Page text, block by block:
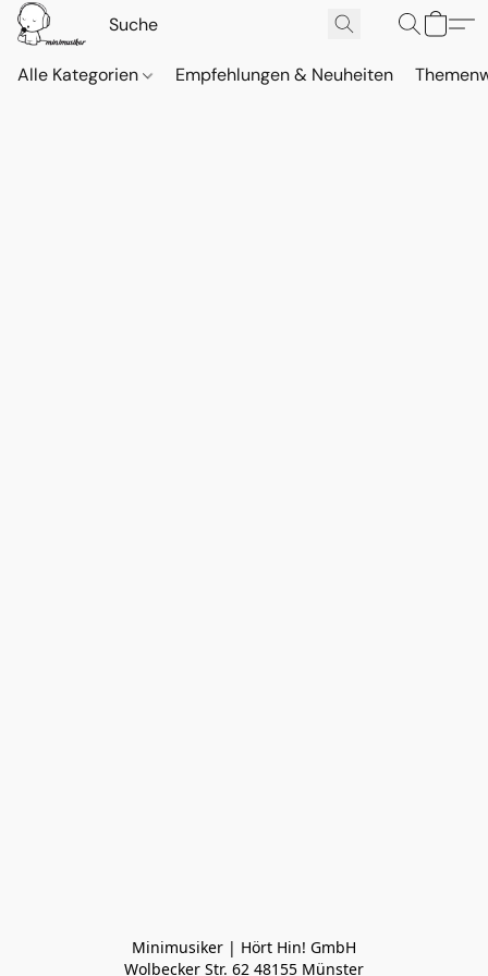
Alle Kategorien Empfehlungen & Neuheiten
Minimusiker | Hört Hin! GmbH
Wolbecker Str. 62 48155 Münster